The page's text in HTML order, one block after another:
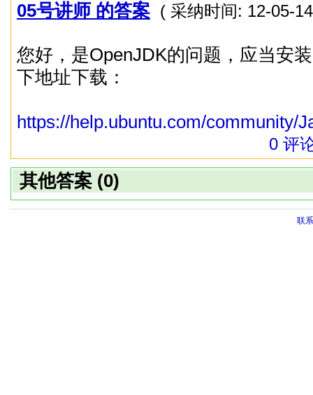
05号讲师 的答案 ( 采纳时间: 12-05-
您好，是OpenJDK的问题，应当安
下地址下载：
https://help.ubuntu.com/community/
0 评
其他答案 (0)
联